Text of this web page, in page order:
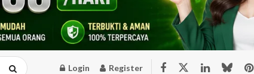
Login Register